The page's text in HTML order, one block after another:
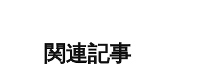
関連記事